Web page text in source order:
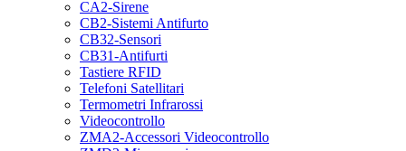
CA2-Sirene
CB2-Sistemi Antifurto
CB32-Sensori
CB31-Antifurti
Tastiere RFID
Telefoni Satellitari
Termometri Infrarossi
Videocontrollo
ZMA2-Accessori Videocontrollo